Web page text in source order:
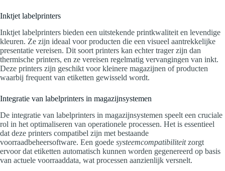
Inktjet labelprinters
Inktjet labelprinters bieden een uitstekende printkwaliteit en levendige
kleuren. Ze zijn ideaal voor producten die een visueel aantrekkelijke
presentatie vereisen. Dit soort printers kan echter trager zijn dan
thermische printers, en ze vereisen regelmatig vervangingen van inkt.
Deze printers zijn geschikt voor kleinere magazijnen of producten
waarbij frequent van etiketten gewisseld wordt.
Integratie van labelprinters in magazijnsystemen
De integratie van labelprinters in magazijnsystemen speelt een cruciale
rol in het optimaliseren van operationele processen. Het is essentieel
dat deze printers compatibel zijn met bestaande
voorraadbeheersoftware. Een goede systeemcompatibiliteitzorgt
ervoor dat etiketten automatisch kunnen worden gegenereerd op basis
van actuele voorraaddata, wat processen aanzienlijk versnelt.